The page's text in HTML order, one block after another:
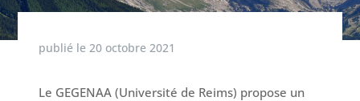
publié le 20 octobre 2021
Le GEGENAA (Université de Reims) propose un